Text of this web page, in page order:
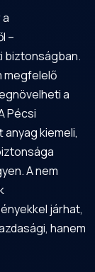
–
biztonságban.
megfelelő
a
Pécsi
kiemeli,
A nem
járhat,
hanem